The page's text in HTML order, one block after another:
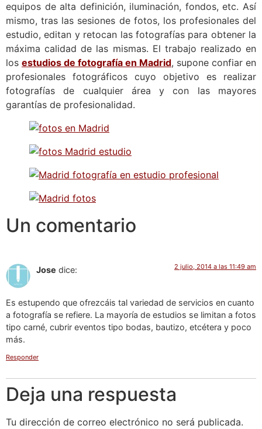
equipos de alta definición, iluminación, fondos, etc. Así
mismo, tras las sesiones de fotos, los profesionales del
estudio, editan y retocan las fotografías para obtener la
máxima calidad de las mismas. El trabajo realizado en
los estudios de fotografía en Madrid, supone confiar en
profesionales fotográficos cuyo objetivo es realizar
fotografías de cualquier área y con las mayores
garantías de profesionalidad.
Un comentario
Jose dice: 2 julio, 2014 a las 11:49 am
Es estupendo que ofrezcáis tal variedad de servicios en cuanto
a fotografía se refiere. La mayoría de estudios se limitan a fotos
tipo carné, cubrir eventos tipo bodas, bautizo, etcétera y poco
más.
Responder
Deja una respuesta
Tu dirección de correo electrónico no será publicada.